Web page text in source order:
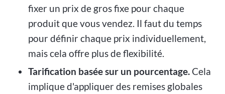
fixer un prix de gros fixe pour chaque
produit que vous vendez. Il faut du temps
pour définir chaque prix individuellement,
mais cela offre plus de flexibilité.
Tarification basée sur un pourcentage. Cela
implique d'appliquer des remises globales